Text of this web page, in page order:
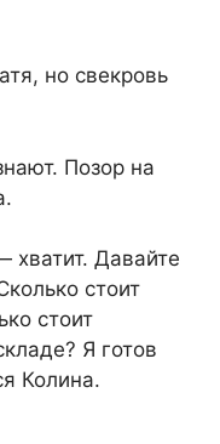
но свекровь
Позор на
Давайте
стоит
стоит
Я готов
Колина.